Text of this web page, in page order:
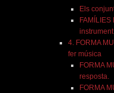
Els
4. FORMA
fer música
FORMA
resposta.
FORMA